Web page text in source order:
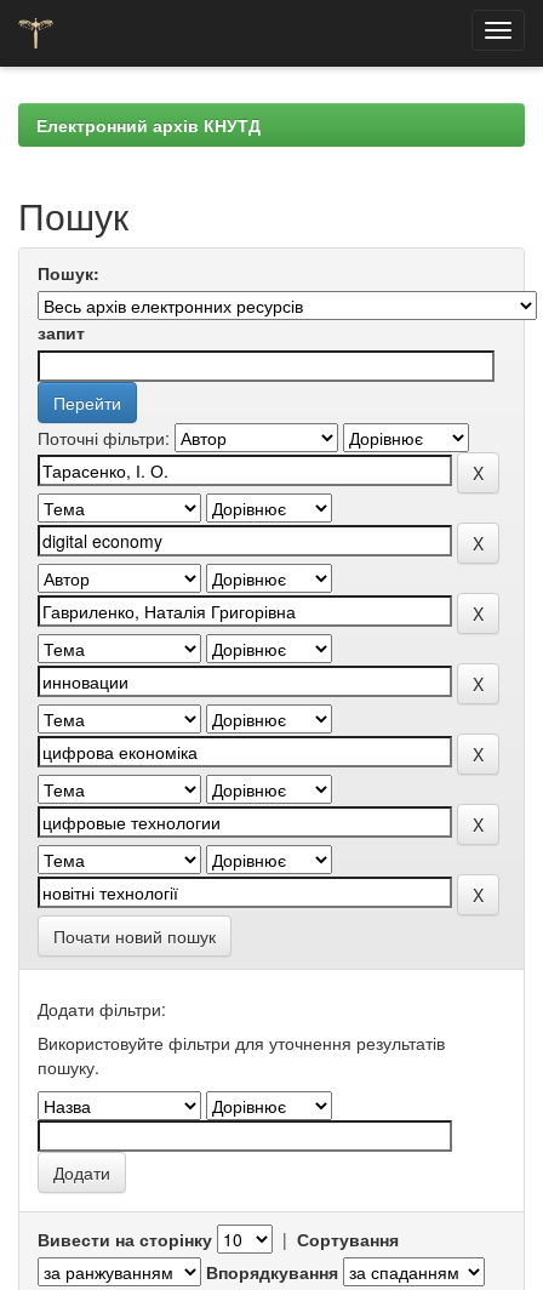
navigationЕлектронний архів КНУТД
Пошук
Пошук:
запит
Поточні фільтри:
Почати новий пошук
Додати фільтри:
Використовуйте фільтри для уточнення результатів
пошуку.
Вивести на сторінку | Сортування
Впорядкування